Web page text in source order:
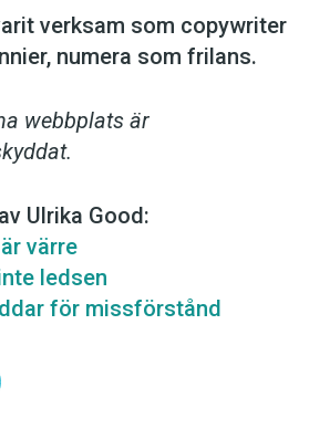
verksam som copy­writer
numera som frilans.
webbplats är
Ulrika Good:
värre
ledsen
för missförstånd